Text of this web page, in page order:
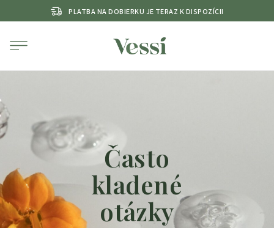
PLATBA NA DOBIERKU JE TERAZ K DISPOZÍCII
Často
kladené
otázky